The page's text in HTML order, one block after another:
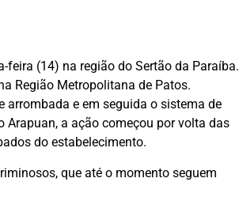
(14) na região do Sertão da Paraíba.
Região Metropolitana de Patos.
arrombada e em seguida o sistema de
Arapuan, a ação começou por volta das
do estabelecimento.
que até o momento seguem